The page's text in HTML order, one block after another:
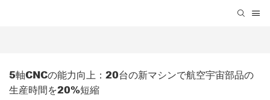
5軸CNCの能力向上：20台の新マシンで航空宇宙部品の
生産時間を20%短縮